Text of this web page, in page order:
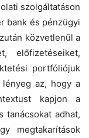
szolgáltatáson
bank és pénzügyi
közvetlenül a
előfizetéseiket,
portfóliójuk
az, hogy a
kapjon a
tanácsokat adhat,
megtakarítások